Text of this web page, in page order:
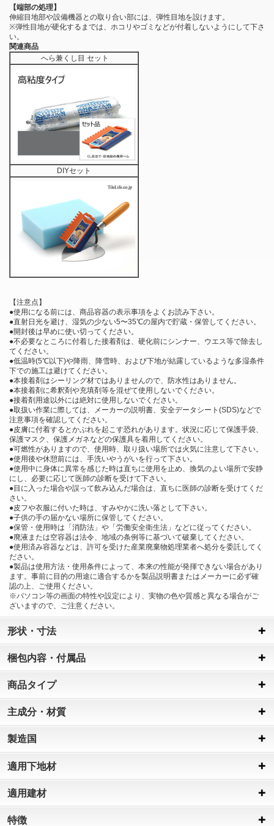
【端部の処理】
伸縮目地部や設備機器との取り合い部には、弾性目地を設けます。
※弾性目地が硬化するまでは、ホコリやゴミなどが付着しないようにして下さ
い。
関連商品
へら兼くし目 セット
DIYセット
【注意点】
●使用になる前には、商品容器の表示事項をよくお読み下さい。
●直射日光を避け、湿気の少ない5〜35℃の屋内で貯蔵・保管してください。
●開封後は早めに使い切ってください。
●不必要なところに付着した接着剤は、硬化前にシンナー、ウエス等で除去し
てください。
●低温時(5℃以下)や降雨、降雪時、および下地が結露しているような多湿条件
下での施工は避けてください。
●本接着剤はシーリング材ではありませんので、防水性はありません。
●本接着剤に希釈剤や充填剤等を混ぜて使用しないでください。
●接着剤用途以外には絶対に使用しないでください。
●取扱い作業に際しては、メーカーの説明書、安全データシート(SDS)などで
注意事項を確認してください。
●皮膚に付着するとかぶれを起こす恐れがあります。状況に応じて保護手袋、
保護マスク、保護メガネなどの保護具を着用してください。
●可燃性がありますので、使用時、取り扱い場所では火気に注意して下さい。
●使用後や休憩前には、手洗いやうがいを行って下さい。
●使用中に身体に異常を感じた時は直ちに使用を止め、換気のよい場所で安静
にし、必要に応じて医師の診断を受けて下さい。
●目に入った場合や誤って飲み込んだ場合は、直ちに医師の診断を受けてくだ
さい。
●皮フや衣服に付いた時は、すみやかに洗い落として下さい。
●子供の手の届かない場所に保管してください。
●保管・使用時は「消防法」や「労働安全衛生法」などに従ってください。
●廃液または空容器は法令、地域の条例等に基づいて破棄してください。
●使用済み容器などは、許可を受けた産業廃棄物処理業者へ処分を委託してく
ださい。
●製品は使用方法・使用条件によって、本来の性能が発揮できない場合があり
ます。事前に目的の用途に適合するかを製品説明書またはメーカーに必ず確
認の上、ご使用ください。
※パソコン等の画面の特性や設定により、実物の色や質感と異なる場合がご
ざいますので、ご注意ください。
形状・寸法
梱包内容・付属品
商品タイプ
主成分・材質
製造国
適用下地材
適用建材
特徴